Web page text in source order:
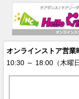
オンラインストア営業
10:30 ～ 18:00（木曜